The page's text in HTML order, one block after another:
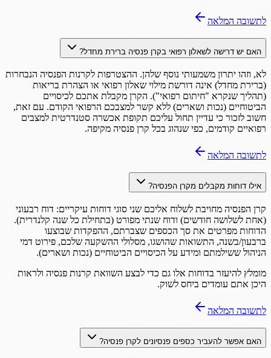
לתשובה המלאה
האם יש דרישה לשאלון רפואי בקרן פנסיה ברירת מחדל?
לא, וזהו יתרון משמעותי נוסף שלהן. ההצטרפות לקרנות הפנסיה הנבחרות
(ברירת מחדל) אינה דורשת מילוי שאלון רפואי או הצהרת בריאות
(תהליך שנקרא "חיתום רפואי"). הקרן מקבלת אתכם לכיסויים
הביטוחיים (נכות ושארים) ללא קשר למצבכם הרפואי הקודם. עם זאת,
חשוב לזכור כי עדיין תחול עליכם תקופת אכשרה סטנדרטית למצבים
רפואיים קודמים, כפי שנהוג בכל קרן פנסיה מקיפה.
לתשובה המלאה
אילו דוחות מקבלים מקרן הפנסיה?
קרן הפנסיה מחויבת לשלוח אליכם שני סוגי דוחות עיקריים: דוח רבעוני
(אחת לשלושה חודשים) ודוח שנתי מפורט (בתחילת כל שנה קלנדרית).
הדוחות מפרטים את סך הכספים שצברתם, ההפקדות שבוצעו
ברבעון/בשנה, התשואות שהושגו, מסלולי ההשקעה שלכם, פירוט דמי
הניהול ששילמתם ומידע על הכיסויים הביטוחיים (נכות ושארים).
מומלץ להיעזר בדוחות אלו גם כדי לבצע השוואת קרנות פנסיה ולראות
היכן אתם עומדים ביחס לשוק.
לתשובה המלאה
האם אפשר להעביר כספים פנסיונים לקרן פנסיה?